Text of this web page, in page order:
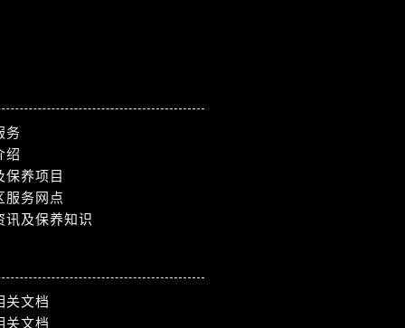
务
绍
保养项目
服务网点
讯及保养知识
关文档
关文档